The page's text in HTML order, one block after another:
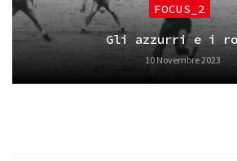
FOCUS_2
Gli azzurri e i
10 Novembre 2023